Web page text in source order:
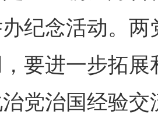
纪念活动。
要进一步拓
党治国经验